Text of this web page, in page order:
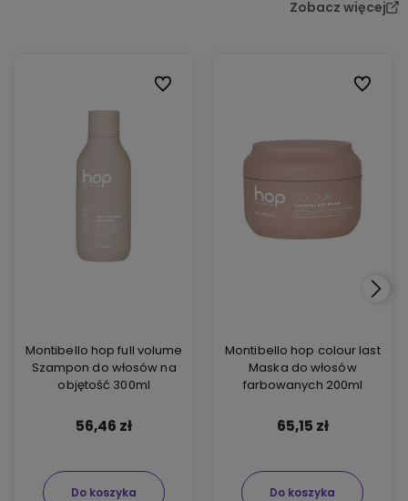
Zobacz więcej
Montibello hop full volume
Szampon do włosów na
objętość 300ml
56,46 zł
Do koszyka
Do ulubionych
Montibello hop colour last
Maska do włosów
farbowanych 200ml
65,15 zł
Do koszyka
Do